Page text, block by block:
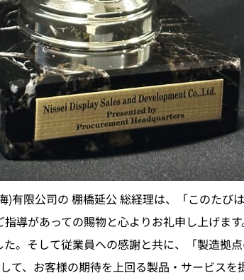
)有限公司の 棚橋延公 総経理は、「このたび
導があっての賜物と心よりお礼申し上げま
。そして従業員への感謝と共に、「製造拠
て、お客様の期待を上回る製品・サービス